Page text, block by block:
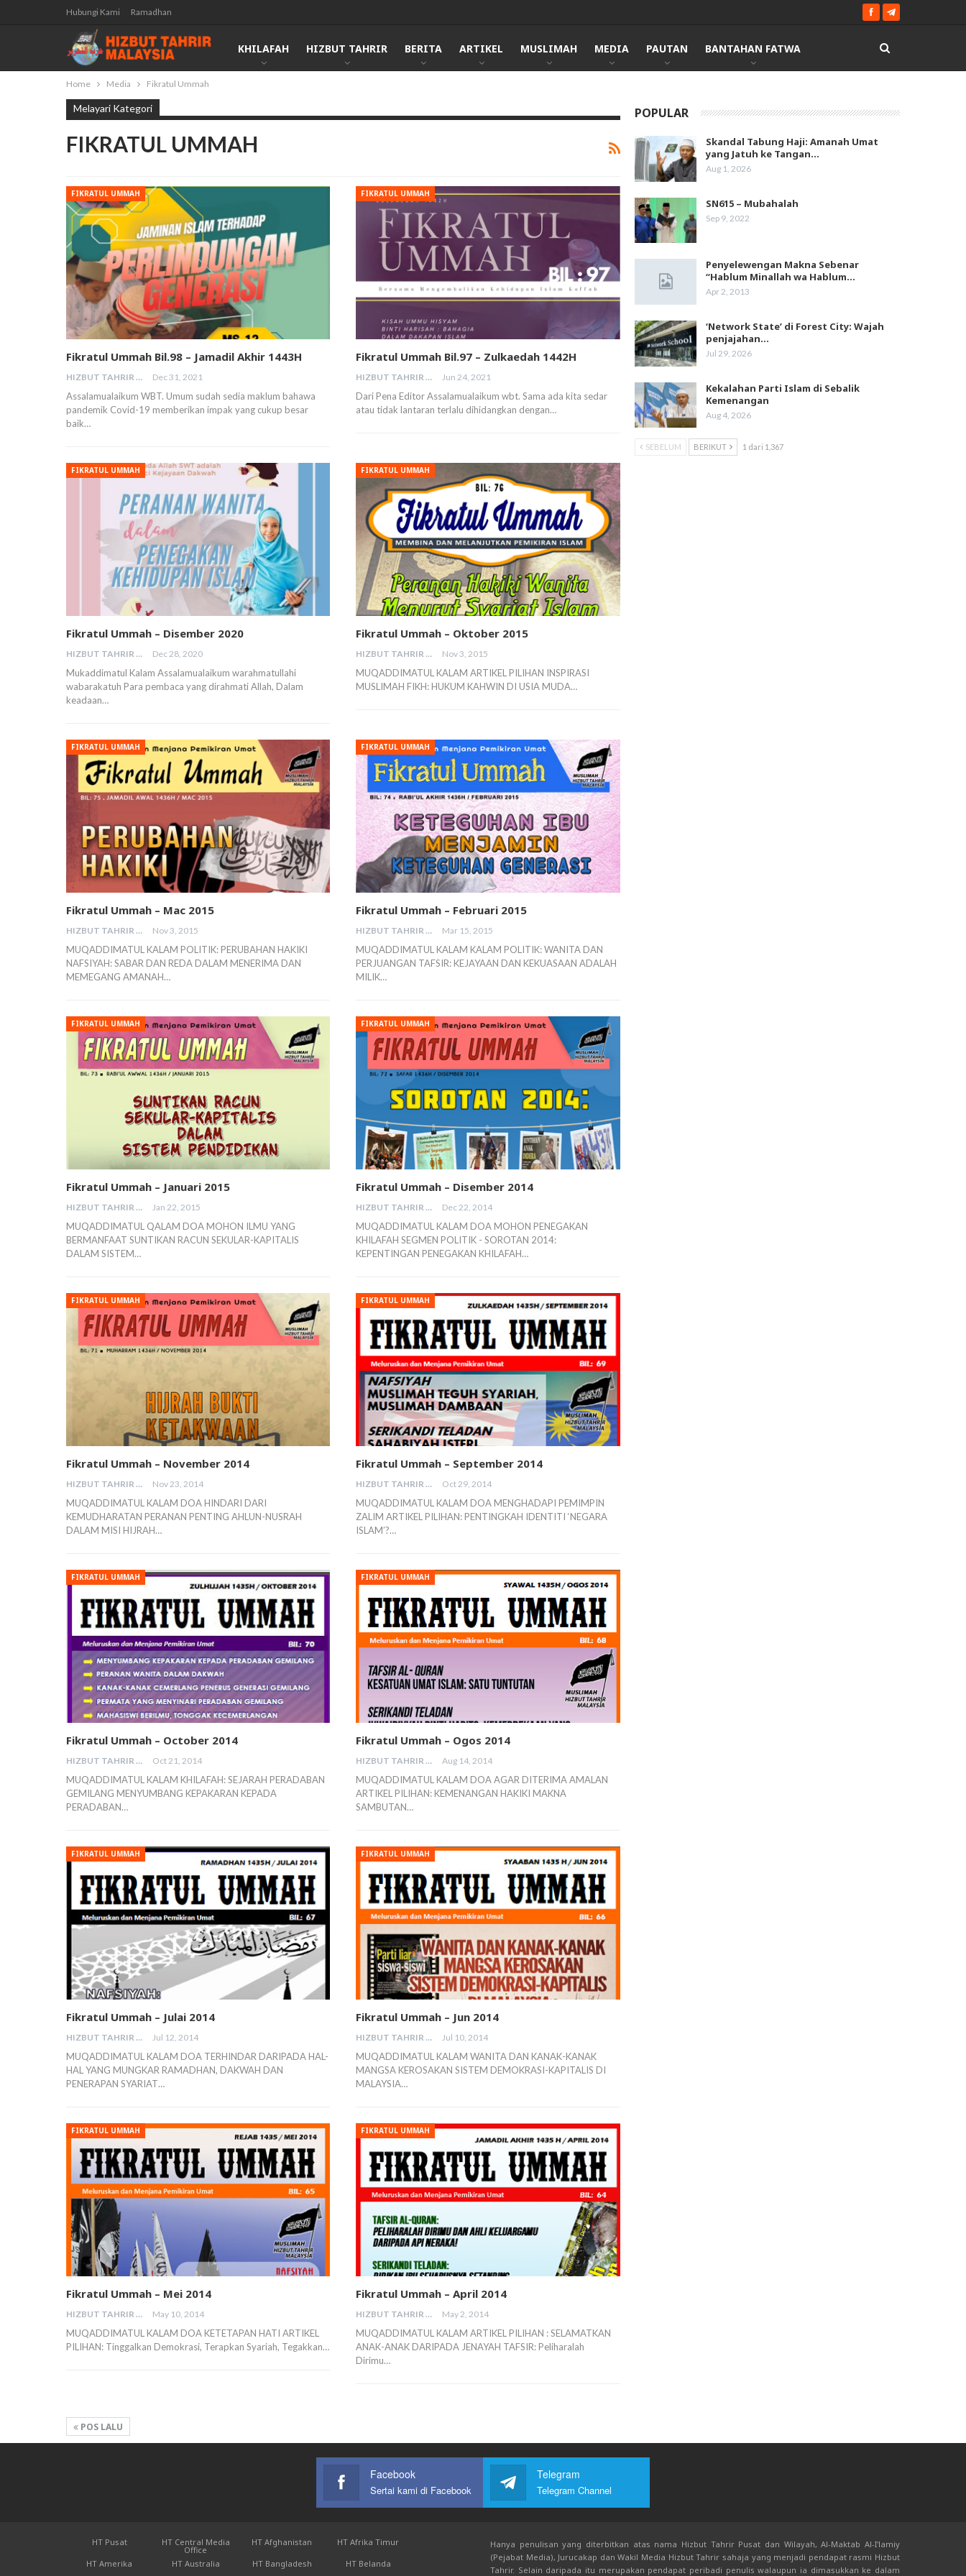
Hubungi Kami Ramadhan
KHILAFAH HIZBUT TAHRIR BERITA ARTIKEL MUSLIMAH MEDIA PAUTAN BANTAHAN FATWA
Home Media Fikratul Ummah
Melayari Kategori
FIKRATUL UMMAH
FIKRATUL UMMAH
Fikratul Ummah Bil.98 – Jamadil Akhir 1443H
HIZBUT TAHRIR MALAYSIA Dec 31, 2021
Assalamualaikum WBT. Umum sudah sedia maklum bahawa
pandemik Covid-19 memberikan impak yang cukup besar
baik…
FIKRATUL UMMAH
Fikratul Ummah Bil.97 – Zulkaedah 1442H
HIZBUT TAHRIR MALAYSIA Jun 24, 2021
Dari Pena Editor Assalamualaikum wbt. Sama ada kita sedar
atau tidak lantaran terlalu dihidangkan dengan…
FIKRATUL UMMAH
Fikratul Ummah – Disember 2020
HIZBUT TAHRIR MALAYSIA Dec 28, 2020
Mukaddimatul Kalam Assalamualaikum warahmatullahi
wabarakatuh Para pembaca yang dirahmati Allah, Dalam
keadaan…
FIKRATUL UMMAH
Fikratul Ummah – Oktober 2015
HIZBUT TAHRIR MALAYSIA Nov 3, 2015
MUQADDIMATUL KALAM ARTIKEL PILIHAN INSPIRASI
MUSLIMAH FIKH: HUKUM KAHWIN DI USIA MUDA…
FIKRATUL UMMAH
Fikratul Ummah – Mac 2015
HIZBUT TAHRIR MALAYSIA Nov 3, 2015
MUQADDIMATUL KALAM POLITIK: PERUBAHAN HAKIKI
NAFSIYAH: SABAR DAN REDA DALAM MENERIMA DAN
MEMEGANG AMANAH…
FIKRATUL UMMAH
Fikratul Ummah – Februari 2015
HIZBUT TAHRIR MALAYSIA Mar 15, 2015
MUQADDIMATUL KALAM KALAM POLITIK: WANITA DAN
PERJUANGAN TAFSIR: KEJAYAAN DAN KEKUASAAN ADALAH
MILIK…
FIKRATUL UMMAH
Fikratul Ummah – Januari 2015
HIZBUT TAHRIR MALAYSIA Jan 22, 2015
MUQADDIMATUL QALAM DOA MOHON ILMU YANG
BERMANFAAT SUNTIKAN RACUN SEKULAR-KAPITALIS
DALAM SISTEM…
FIKRATUL UMMAH
Fikratul Ummah – Disember 2014
HIZBUT TAHRIR MALAYSIA Dec 22, 2014
MUQADDIMATUL KALAM DOA MOHON PENEGAKAN
KHILAFAH SEGMEN POLITIK - SOROTAN 2014:
KEPENTINGAN PENEGAKAN KHILAFAH…
FIKRATUL UMMAH
Fikratul Ummah – November 2014
HIZBUT TAHRIR MALAYSIA Nov 23, 2014
MUQADDIMATUL KALAM DOA HINDARI DARI
KEMUDHARATAN PERANAN PENTING AHLUN-NUSRAH
DALAM MISI HIJRAH…
FIKRATUL UMMAH
Fikratul Ummah – September 2014
HIZBUT TAHRIR MALAYSIA Oct 29, 2014
MUQADDIMATUL KALAM DOA MENGHADAPI PEMIMPIN
ZALIM ARTIKEL PILIHAN: PENTINGKAH IDENTITI ‘NEGARA
ISLAM’?…
FIKRATUL UMMAH
Fikratul Ummah – October 2014
HIZBUT TAHRIR MALAYSIA Oct 21, 2014
MUQADDIMATUL KALAM KHILAFAH: SEJARAH PERADABAN
GEMILANG MENYUMBANG KEPAKARAN KEPADA
PERADABAN…
FIKRATUL UMMAH
Fikratul Ummah – Ogos 2014
HIZBUT TAHRIR MALAYSIA Aug 14, 2014
MUQADDIMATUL KALAM DOA AGAR DITERIMA AMALAN
ARTIKEL PILIHAN: KEMENANGAN HAKIKI MAKNA
SAMBUTAN…
FIKRATUL UMMAH
Fikratul Ummah – Julai 2014
HIZBUT TAHRIR MALAYSIA Jul 12, 2014
MUQADDIMATUL KALAM DOA TERHINDAR DARIPADA HAL-
HAL YANG MUNGKAR RAMADHAN, DAKWAH DAN
PENERAPAN SYARIAT…
FIKRATUL UMMAH
Fikratul Ummah – Jun 2014
HIZBUT TAHRIR MALAYSIA Jul 10, 2014
MUQADDIMATUL KALAM WANITA DAN KANAK-KANAK
MANGSA KEROSAKAN SISTEM DEMOKRASI-KAPITALIS DI
MALAYSIA…
FIKRATUL UMMAH
Fikratul Ummah – Mei 2014
HIZBUT TAHRIR MALAYSIA May 10, 2014
MUQADDIMATUL KALAM DOA KETETAPAN HATI ARTIKEL
PILIHAN: Tinggalkan Demokrasi, Terapkan Syariah, Tegakkan…
FIKRATUL UMMAH
Fikratul Ummah – April 2014
HIZBUT TAHRIR MALAYSIA May 2, 2014
MUQADDIMATUL KALAM ARTIKEL PILIHAN : SELAMATKAN
ANAK-ANAK DARIPADA JENAYAH TAFSIR: Peliharalah
Dirimu…
POS LALU
POPULAR
Skandal Tabung Haji: Amanah Umat
yang Jatuh ke Tangan…
Aug 1, 2026
SN615 – Mubahalah
Sep 9, 2022
Penyelewengan Makna Sebenar
“Hablum Minallah wa Hablum…
Apr 2, 2013
‘Network State’ di Forest City: Wajah
penjajahan…
Jul 29, 2026
Kekalahan Parti Islam di Sebalik
Kemenangan
Aug 4, 2026
SEBELUM BERIKUT 1 dari 1,367
Facebook
Sertai kami di Facebook
Telegram
Telegram Channel
HT Pusat HT Central Media
Office
HT Afghanistan
HT Afrika Timur
HT Amerika
HT Australia HT Bangladesh HT Belanda
Hanya penulisan yang diterbitkan atas nama Hizbut Tahrir Pusat dan Wilayah, Al-Maktab Al-I'lamiy
(Pejabat Media), Jurucakap dan Wakil Media Hizbut Tahrir sahaja yang menjadi pendapat rasmi Hizbut
Tahrir. Selain daripada itu merupakan pendapat peribadi penulis walaupun ia dimasukkan ke dalam